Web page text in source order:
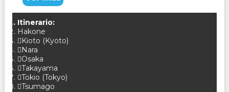
Itinerario:
Hakone
Kioto (Kyoto)
Nara
Osaka
Takayama
Tokio (Tokyo)
Tsumago